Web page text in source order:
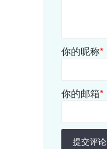
你的昵称*
你的邮箱*
提交评论